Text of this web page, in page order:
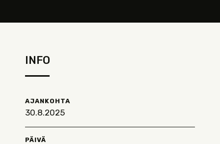
INFO
AJANKOHTA
30.8.2025
PÄIVÄ